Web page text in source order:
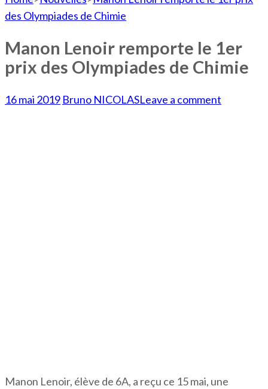
des Olympiades de Chimie
Manon Lenoir remporte le 1er
prix des Olympiades de Chimie
16 mai 2019 Bruno NICOLASLeave a comment
Manon Lenoir, élève de 6A, a reçu ce 15 mai, une